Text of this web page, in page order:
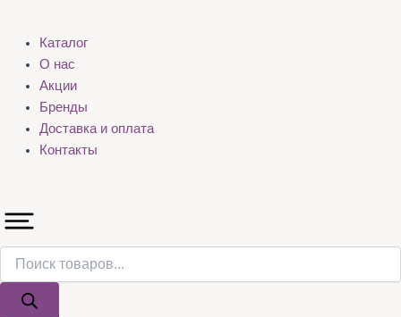
Каталог
О нас
Акции
Бренды
Доставка и оплата
Контакты